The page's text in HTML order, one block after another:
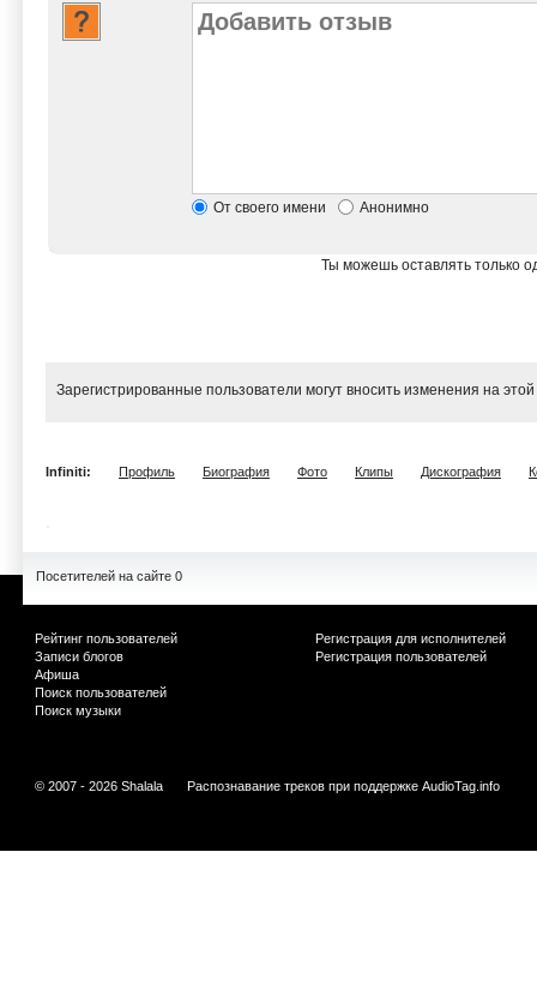
От своего имени Анонимно
Ты можешь оставлять только
Зарегистрированные пользователи могут вносить изменения на
Infiniti: Профиль Биография Фото Клипы Дискография
Посетителей на сайте 0
Рейтинг пользователей
Записи блогов
Афиша
Поиск пользователей
Поиск музыки
Регистрация для исполнителей
Регистрация пользователей
© 2007 - 2026 Shalala Распознавание треков при поддержке AudioTag.info